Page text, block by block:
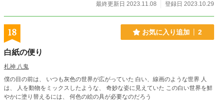
最終更新日 2023.11.08
登録日 2023.10.29
18 お気に入り追加 2
白紙の便り
札神 八鬼
僕の目の前は、 いつも灰色の世界が広がっていた 白い、線画のような世界 人
は、 人を動物をミックスしたような、 奇妙な姿に見えていた この白い世界を鮮
やかに塗り替えるには、 何色の絵の具が必要なのだろう